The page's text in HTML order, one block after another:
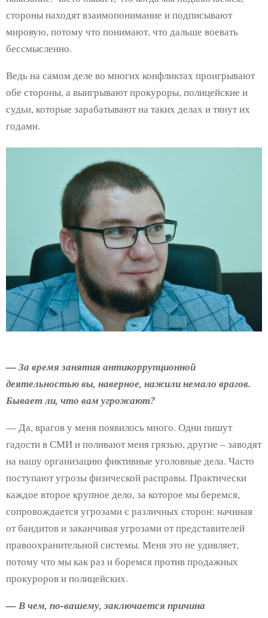
стороны находят взаимопонимание и подписывают
мировую, потому что понимают, что дальше воевать
бессмысленно.
Ведь на самом деле во многих конфликтах проигрывают
обе стороны, а выигрывают прокуроры, полицейские и
судьи, которые зарабатывают на таких делах и тянут их
годами.
— За время занятия антикоррупционной
деятельностью вы, наверное, нажили немало врагов.
Бывает ли, что вам угрожают?
— Да, врагов у меня появилось много. Одни пишут
гадости в СМИ и поливают меня грязью, другие – заводят
на нашу организацию фиктивные уголовные дела. Часто
поступают угрозы физической расправы. Практически
каждое второе крупное дело, за которое мы беремся,
сопровождается угрозами с различных сторон: начиная
от бандитов и заканчивая угрозами от представителей
правоохранительной системы. Меня это не удивляет,
потому что мы как раз и боремся против продажных
прокуроров и полицейских.
— В чем, по-вашему, заключается причина